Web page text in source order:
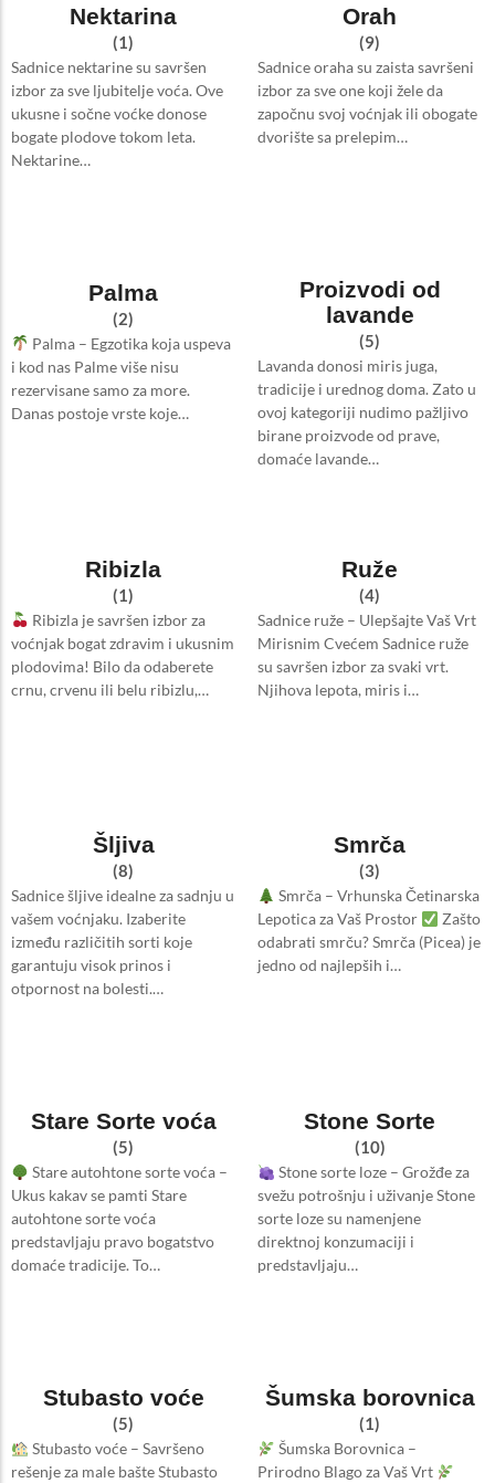
Nektarina
(1)
Sadnice nektarine su savršen
izbor za sve ljubitelje voća. Ove
ukusne i sočne voćke donose
bogate plodove tokom leta.
Nektarine…
Orah
(9)
Sadnice oraha su zaista savršeni
izbor za sve one koji žele da
započnu svoj voćnjak ili obogate
dvorište sa prelepim…
Palma
(2)
Palma – Egzotika koja uspeva
i kod nas Palme više nisu
rezervisane samo za more.
Danas postoje vrste koje…
Proizvodi od
lavande
(5)
Lavanda donosi miris juga,
tradicije i urednog doma. Zato u
ovoj kategoriji nudimo pažljivo
birane proizvode od prave,
domaće lavande…
Ribizla
(1)
Ribizla je savršen izbor za
voćnjak bogat zdravim i ukusnim
plodovima! Bilo da odaberete
crnu, crvenu ili belu ribizlu,…
Ruže
(4)
Sadnice ruže – Ulepšajte Vaš Vrt
Mirisnim Cvećem Sadnice ruže
su savršen izbor za svaki vrt.
Njihova lepota, miris i…
Šljiva
(8)
Sadnice šljive idealne za sadnju u
vašem voćnjaku. Izaberite
između različitih sorti koje
garantuju visok prinos i
otpornost na bolesti.…
Smrča
(3)
Smrča – Vrhunska Četinarska
Lepotica za Vaš Prostor
Zašto
odabrati smrču? Smrča (Picea) je
jedno od najlepših i…
Stare Sorte voća
(5)
Stare autohtone sorte voća –
Ukus kakav se pamti Stare
autohtone sorte voća
predstavljaju pravo bogatstvo
domaće tradicije. To…
Stone Sorte
(10)
Stone sorte loze – Grožđe za
svežu potrošnju i uživanje Stone
sorte loze su namenjene
direktnoj konzumaciji i
predstavljaju…
Stubasto voće
(5)
Stubasto voće – Savršeno
rešenje za male bašte Stubasto
Šumska borovnica
(1)
Šumska Borovnica –
Prirodno Blago za Vaš Vrt